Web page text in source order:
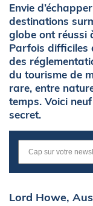
Envie
destinations
globe ont réussi
Parfois difficiles
des
du tourisme de
rare, entre
temps. Voici
secret.
Lord Howe,